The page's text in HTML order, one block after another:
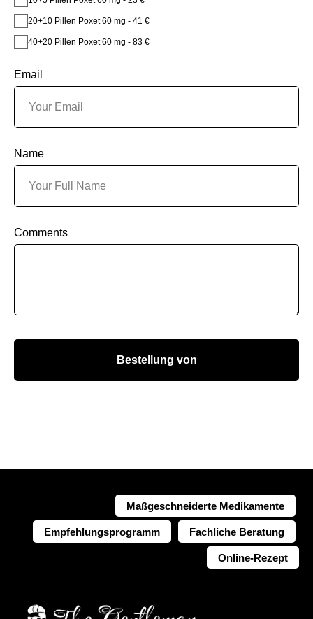
20+10 Pillen Poxet 60 mg - 41 €
40+20 Pillen Poxet 60 mg - 83 €
Email
Name
Comments
Bestellung von
Maßgeschneiderte Medikamente
Empfehlungsprogramm Fachliche Beratung
Online-Rezept